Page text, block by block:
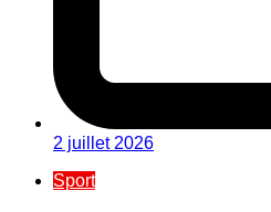
2 juillet 2026
Sport